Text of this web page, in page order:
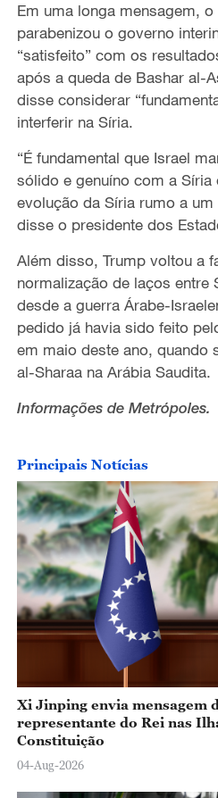
Em uma longa mensagem,
parabenizou o governo
“satisfeito” com os
após a queda de Bashar al-
disse considerar
interferir na Síria.
“É fundamental que Israel
sólido e genuíno com a Síria
evolução da Síria rumo a
disse o presidente dos
Além disso, Trump voltou a
normalização de laços entre
desde a guerra Árabe-
pedido já havia sido feito
em maio deste ano, quando
al-Sharaa na Arábia Saudita.
Informações de Metrópoles.
Principais Notícias
Xi Jinping envia mensagem
representante do Rei nas
Constituição
04-Aug-2026